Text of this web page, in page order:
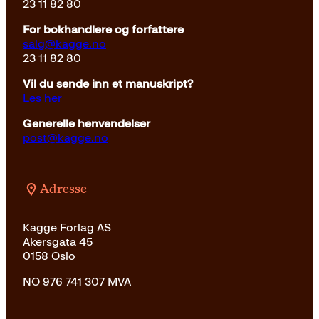
23 11 82 80
For bokhandlere og forfattere
salg@kagge.no
23 11 82 80
Vil du sende inn et manuskript?
Les her
Generelle henvendelser
post@kagge.no
Adresse
Kagge Forlag AS
Akersgata 45
0158 Oslo
NO 976 741 307 MVA